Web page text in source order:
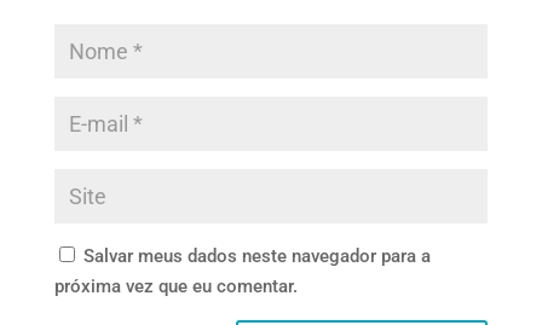
Salvar meus dados neste navegador para a
próxima vez que eu comentar.